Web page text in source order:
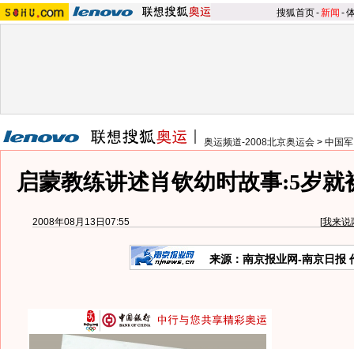
搜狐首页-新闻 -
奥运频道-2008北京奥运会 > 中国
启蒙教练讲述肖钦幼时故事:5岁就
2008年08月13日07:55 [我来说
来源：南京报业网-南京日报